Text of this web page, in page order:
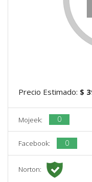
Precio Estimado: $
Mojeek: 0
Facebook: 0
Norton: